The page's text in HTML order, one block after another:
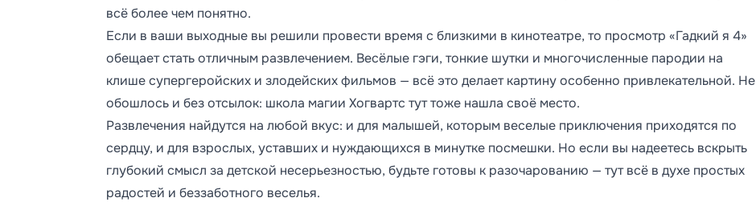
всё более чем понятно.
Если в ваши выходные вы решили провести время с близкими в кинотеатре, то просмотр «Гадкий я 4»
обещает стать отличным развлечением. Весёлые гэги, тонкие шутки и многочисленные пародии на
клише супергеройских и злодейских фильмов — всё это делает картину особенно привлекательной. Не
обошлось и без отсылок: школа магии Хогвартс тут тоже нашла своё место.
Развлечения найдутся на любой вкус: и для малышей, которым веселые приключения приходятся по
сердцу, и для взрослых, уставших и нуждающихся в минутке посмешки. Но если вы надеетесь вскрыть
глубокий смысл за детской несерьезностью, будьте готовы к разочарованию — тут всё в духе простых
радостей и беззаботного веселья.